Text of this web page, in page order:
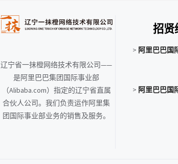
辽宁省一抹橙网络技术有限公司——
是阿里巴巴集团国际事业部
（Alibaba.com）指定的辽宁省直属
合伙人公司。我们负责运作阿里集
团国际事业部业务的销售及服务。
招贤
> 阿里巴巴国
> 阿里巴巴国